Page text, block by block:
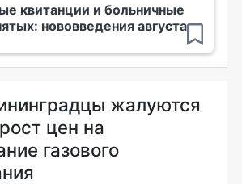
квитанции и больничные
нововведения августа
жалуются
цен на
газового